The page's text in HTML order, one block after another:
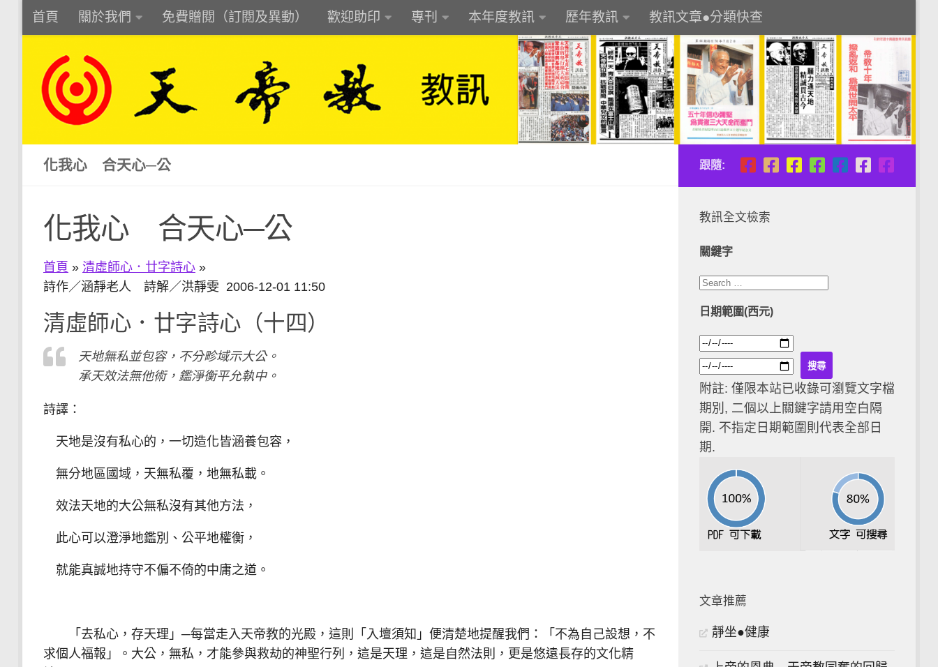
Skip to content
首頁 關於我們 免費贈閱（訂閱及異動） 歡迎助印 專刊 本年度教訊 歷年教訊 教訊文章●分類快查
化我心 合天心─公
化我心 合天心─公
首頁 » 清虛師心．廿字詩心 »
詩作／涵靜老人 詩解／洪靜雯 2006-12-01 11:50
清虛師心．廿字詩心（十四）
天地無私並包容，不分畛域示大公。
承天效法無他術，鑑淨衡平允執中。
詩譯：
天地是沒有私心的，一切造化皆涵養包容，
無分地區國域，天無私覆，地無私載。
效法天地的大公無私沒有其他方法，
此心可以澄淨地鑑別、公平地權衡，
就能真誠地持守不偏不倚的中庸之道。
「去私心，存天理」─每當走入天帝教的光殿，這則「入壇須知」便清楚地提醒我們：「不為自己設想，不
求個人福報」。大公，無私，才能參與救劫的神聖行列，這是天理，這是自然法則，更是悠遠長存的文化精
跟隨:
教訊全文檢索
關鍵字
日期範圍(西元)
附註: 僅限本站已收錄可瀏覽文字檔
期別, 二個以上關鍵字請用空白隔
開. 不指定日期範圍則代表全部日
期.
文章推薦
靜坐●健康